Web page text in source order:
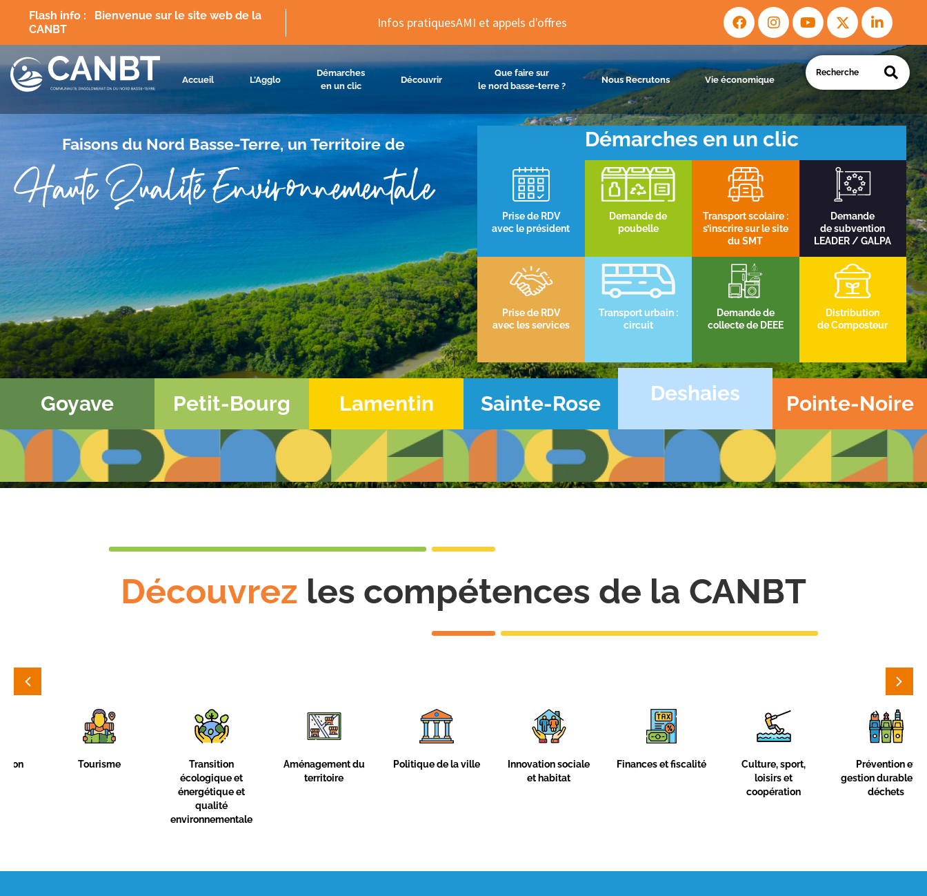
Flash info :
Bienvenue sur le site web de la
CANBT
Flash info : Site en cours de mise à jour
Infos pratiquesAMI et appels d'offres
Accueil L’Agglo
Démarches
en un clic
Découvrir
Que faire sur
le nord basse-terre ?
Nous Recrutons Vie économique
Goyave Petit-Bourg Lamentin Sainte-Rose Deshaies Pointe-Noire
Faisons du Nord Basse-Terre, un Territoire de
Haute Qualité Environnementale
Démarches en un clic
Prise de RDV
avec le président
Demande de
poubelle
Transport scolaire :
s’inscrire sur le site
du SMT
Demande
de subvention
LEADER / GALPA
Prise de RDV
avec les services
Transport urbain :
circuit
Demande de
collecte de DEEE
Distribution
de Composteur
Découvrez les compétences de la CANBT
Transition
Aménagement du
territoire
Politique de la ville
Innovation sociale
Finances et fiscalité
Culture, sport,
Prévention et
gestion durable des
déchets
Cycle de l’eau et
prévention des
risques